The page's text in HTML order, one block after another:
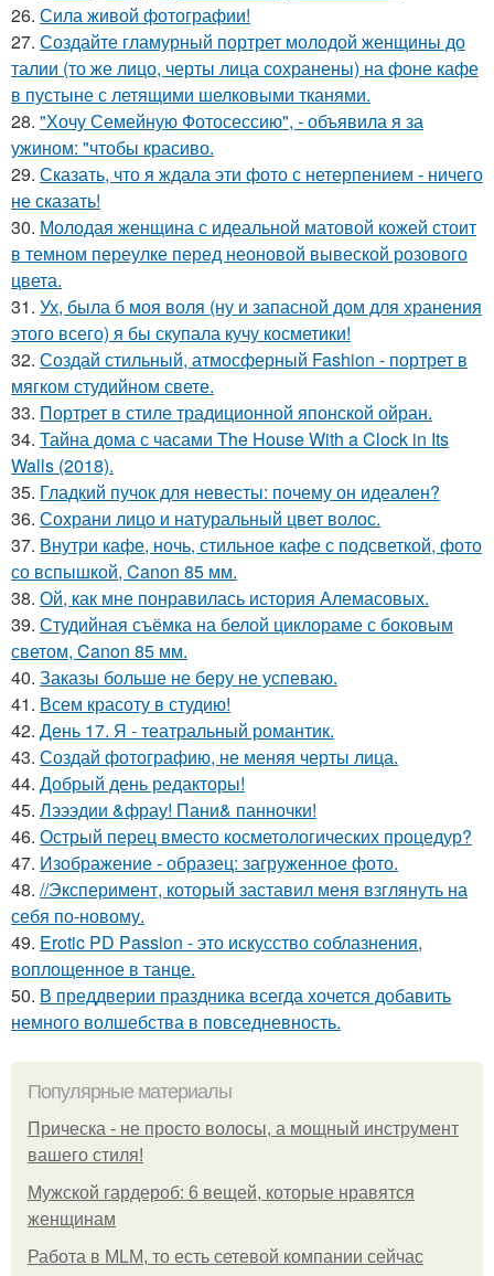
26. Сила живой фотографии!
27. Создайте гламурный портрет молодой женщины до
талии (то же лицо, черты лица сохранены) на фоне кафе
в пустыне с летящими шелковыми тканями.
28. "Хочу Семейную Фотосессию", - объявила я за
ужином: "чтобы красиво.
29. Сказать, что я ждала эти фото с нетерпением - ничего
не сказать!
30. Молодая женщина с идеальной матовой кожей стоит
в темном переулке перед неоновой вывеской розового
цвета.
31. Ух, была б моя воля (ну и запасной дом для хранения
этого всего) я бы скупала кучу косметики!
32. Создай стильный, атмосферный Fashion - портрет в
мягком студийном свете.
33. Портрет в стиле традиционной японской ойран.
34. Тайна дома с часами The House With a Clock in Its
Walls (2018).
35. Гладкий пучок для невесты: почему он идеален?
36. Сохрани лицо и натуральный цвет волос.
37. Внутри кафе, ночь, стильное кафе с подсветкой, фото
со вспышкой, Canon 85 мм.
38. Ой, как мне понравилась история Алемасовых.
39. Студийная съёмка на белой циклораме с боковым
светом, Canon 85 мм.
40. Заказы больше не беру не успеваю.
41. Всем красоту в студию!
42. День 17. Я - театральный романтик.
43. Создай фотографию, не меняя черты лица.
44. Добрый день редакторы!
45. Лэээдии &фрау! Пани& панночки!
46. Острый перец вместо косметологических процедур?
47. Изображение - образец: загруженное фото.
48. //Эксперимент, который заставил меня взглянуть на
себя по-новому.
49. Erotic PD Passion - это искусство соблазнения,
воплощенное в танце.
50. В преддверии праздника всегда хочется добавить
немного волшебства в повседневность.
Популярные материалы
Прическа - не просто волосы, а мощный инструмент
вашего стиля!
Мужской гардероб: 6 вещей, которые нравятся
женщинам
Работа в MLM, то есть сетевой компании сейчас